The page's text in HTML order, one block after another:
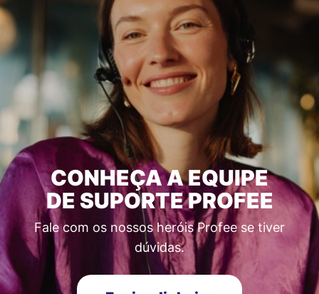
CONHEÇA A EQUIPE
DE SUPORTE PROFEE
Fale com os nossos heróis Profee se tiver
dúvidas.